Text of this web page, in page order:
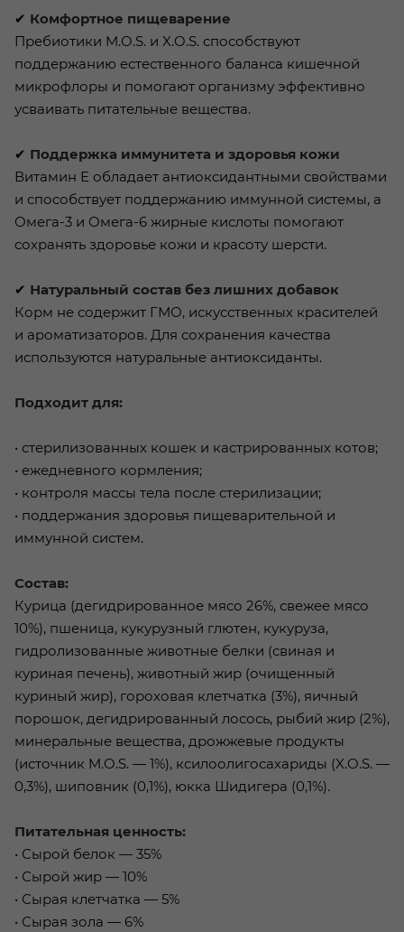
✔ Комфортное пищеварение
Пребиотики M.O.S. и X.O.S. способствуют
поддержанию естественного баланса кишечной
микрофлоры и помогают организму эффективно
усваивать питательные вещества.
✔ Поддержка иммунитета и здоровья кожи
Витамин Е обладает антиоксидантными свойствами
и способствует поддержанию иммунной системы, а
Омега-3 и Омега-6 жирные кислоты помогают
сохранять здоровье кожи и красоту шерсти.
✔ Натуральный состав без лишних добавок
Корм не содержит ГМО, искусственных красителей
и ароматизаторов. Для сохранения качества
используются натуральные антиоксиданты.
Подходит для:
• стерилизованных кошек и кастрированных котов;
• ежедневного кормления;
• контроля массы тела после стерилизации;
• поддержания здоровья пищеварительной и
иммунной систем.
Состав:
Курица (дегидрированное мясо 26%, свежее мясо
10%), пшеница, кукурузный глютен, кукуруза,
гидролизованные животные белки (свиная и
куриная печень), животный жир (очищенный
куриный жир), гороховая клетчатка (3%), яичный
порошок, дегидрированный лосось, рыбий жир (2%),
минеральные вещества, дрожжевые продукты
(источник M.O.S. — 1%), ксилоолигосахариды (X.O.S. —
0,3%), шиповник (0,1%), юкка Шидигера (0,1%).
Питательная ценность:
• Сырой белок — 35%
• Сырой жир — 10%
• Сырая клетчатка — 5%
• Сырая зола — 6%